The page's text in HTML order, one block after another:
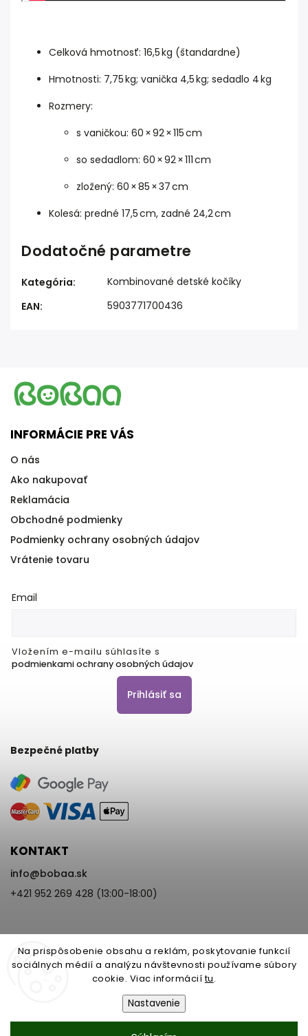
Na prispôsobenie obsahu a reklám, poskytovanie funkcií
sociálnych médií a analýzu návštevnosti používame súbory
cookie. Viac informáciítu.
Nastavenie
Celková hmotnosť: 16,5 kg (štandardne)
Hmotnosti: 7,75 kg; vanička 4,5 kg; sedadlo 4 kg
Rozmery:
s vaničkou: 60 × 92 × 115 cm
so sedadlom: 60 × 92 × 111 cm
zložený: 60 × 85 × 37 cm
Kolesá: predné 17,5 cm, zadné 24,2 cm
Dodatočné parametre
Kategória:
Kombinované detské kočíky
EAN: 5903771700436
INFORMÁCIE PRE VÁS
O nás
Ako nakupovať
Reklamácia
Obchodné podmienky
Podmienky ochrany osobných údajov
Vrátenie tovaru
Email
Vložením e-mailu súhlasíte s
podmienkami ochrany osobných údajov
Prihlásiť sa
Bezpečné platby
KONTAKT
info@bobaa.sk
+421 952 269 428 (13:00-18:00)
Upraviť nastavenie cookies
Nastavenie | Úprava | Custom =